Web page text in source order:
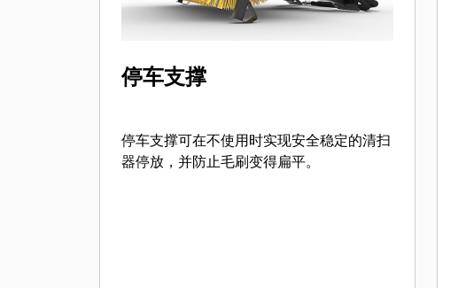
停车支撑
停车支撑可在不使用时实现安全稳定的清扫
器停放，并防止毛刷变得扁平。